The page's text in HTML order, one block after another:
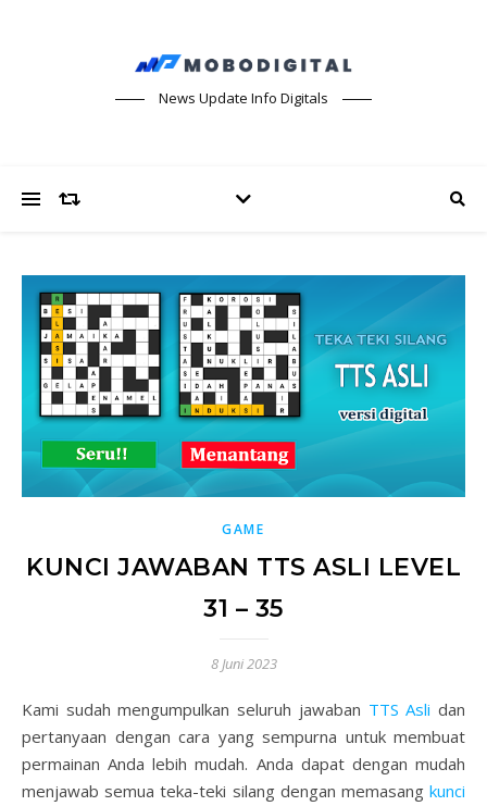
News Update Info Digitals
GAME
KUNCI JAWABAN TTS ASLI LEVEL
31 – 35
8 Juni 2023
Kami sudah mengumpulkan seluruh jawaban TTS Asli dan
pertanyaan dengan cara yang sempurna untuk membuat
permainan Anda lebih mudah. Anda dapat dengan mudah
menjawab semua teka-teki silang dengan memasang kunci